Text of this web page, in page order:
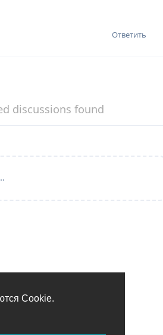
Cookie.
Ответить
discussions found